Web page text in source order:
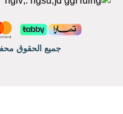
جميع الحقوق